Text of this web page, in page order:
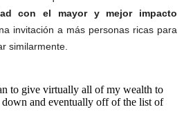
con el mayor y mejor impacto
invitación a más personas ricas para
similarmente.
to give virtually all of my wealth to
and eventually off of the list of